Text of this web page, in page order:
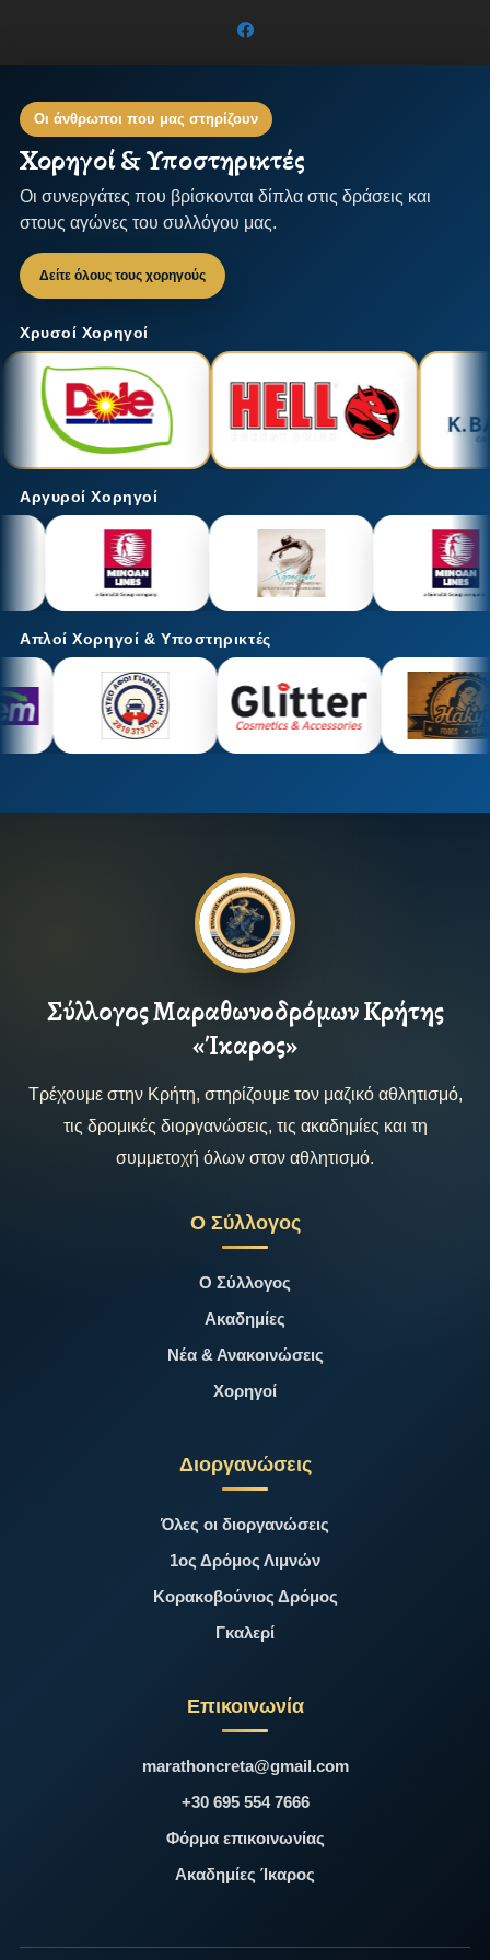
Οι άνθρωποι που μας στηρίζουν
Χορηγοί & Υποστηρικτές
Οι συνεργάτες που βρίσκονται δίπλα στις δράσεις και
στους αγώνες του συλλόγου μας.
Δείτε όλους τους χορηγούς
Χρυσοί Χορηγοί
Αργυροί Χορηγοί
Απλοί Χορηγοί & Υποστηρικτές
Σύλλογος Μαραθωνοδρόμων Κρήτης
«Ίκαρος»
Τρέχουμε στην Κρήτη, στηρίζουμε τον μαζικό αθλητισμό,
τις δρομικές διοργανώσεις, τις ακαδημίες και τη
συμμετοχή όλων στον αθλητισμό.
Ο Σύλλογος
Ο Σύλλογος
Ακαδημίες
Νέα & Ανακοινώσεις
Χορηγοί
Διοργανώσεις
Όλες οι διοργανώσεις
1ος Δρόμος Λιμνών
Κορακοβούνιος Δρόμος
Γκαλερί
Επικοινωνία
marathoncreta@gmail.com
+30 695 554 7666
Φόρμα επικοινωνίας
Ακαδημίες Ίκαρος